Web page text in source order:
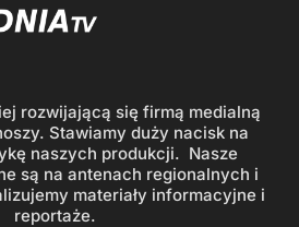
rozwijającą się firmą medialną
Stawiamy duży nacisk na
naszych produkcji. Nasze
są na antenach regionalnych i
materiały informacyjne i
reportaże.